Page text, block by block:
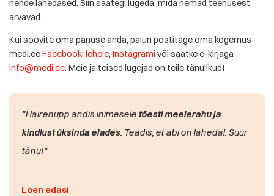
nende lähedased. Siin saategi lugeda, mida nemad teenusest
arvavad.
Kui soovite oma panuse anda, palun postitage oma kogemus
medi.eeFacebooki lehele, Instagrami või saatke e-kirjaga
info@medi.ee. Meie ja teised lugejad on teile tänulikud!
"Häirenupp andis inimesele tõesti meelerahu ja
kindlust üksinda elades. Teadis, et abi on lähedal. Suur
tänu!"
Loen edasi